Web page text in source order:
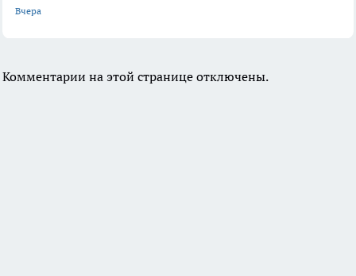
Вчера
Комментарии на этой странице отключены.